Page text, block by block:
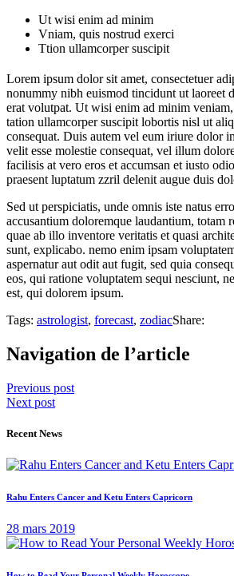
Ut wisi enim ad minim
Vniam, quis nostrud exerci
Ttion ullamcorper suscipit
Lorem ipsum dolor sit amet, consectetuer
nonummy nibh euismod tincidunt ut laoreet
erat volutpat. Ut wisi enim ad minim
tation ullamcorper suscipit lobortis nisl ut
consequat. Duis autem vel eum iriure dolor
velit esse molestie consequat, vel illum
facilisis at vero eros et accumsan et iusto
praesent luptatum zzril delenit augue duis
Sed ut perspiciatis, unde omnis iste natus
accusantium doloremque laudantium, totam
quae ab illo inventore veritatis et quasi
sunt, explicabo. nemo enim ipsam
aspernatur aut odit aut fugit, sed quia
eos, qui ratione voluptatem sequi nesciunt,
est, qui dolorem ipsum.
Tags: astrologist, forecast, zodiacShare:
Navigation de l’article
Previous post
Next post
Recent News
Rahu Enters Cancer and Ketu Enters Capricorn
28 mars 2019